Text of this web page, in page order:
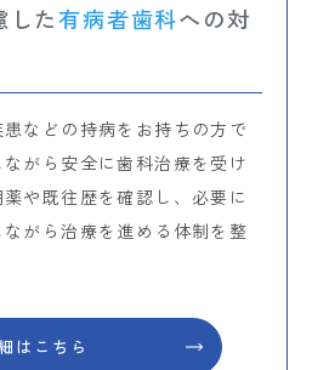
した有病者歯科への対
などの持病をお持ちの方で
がら安全に歯科治療を受け
や既往歴を確認し、必要に
がら治療を進める体制を整
はこちら